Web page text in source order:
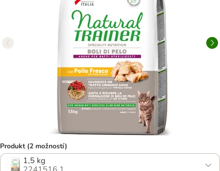
Produkt (2 možností)
1,5 kg